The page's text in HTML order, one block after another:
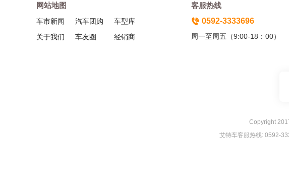
网站地图
车市新闻 汽车团购
车型库
关于我们
车友圈 经销商
客服热线
0592-3333696
周一至周五（9:00-18：00）
Copyright
艾特车客服热线: 0592-